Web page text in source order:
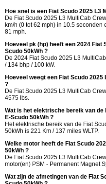
Hoe snel is een Fiat Scudo 2025 L3
De Fiat Scudo 2025 L3 MultiCab
km/h (0 tot 62 mph) in 10.5
81 mph.
Hoeveel pk (hp) heeft een 2024 Fiat
Scudo 50kWh ?
De 2024 Fiat Scudo 2025 L3
/ 134 bhp / 100 kW.
Hoeveel weegt een Fiat Scudo 2025
?
De Fiat Scudo 2025 L3 MultiCab
4575 lbs.
Wat is het elektrische bereik van de
E-Scudo 50kWh ?
Het elektrische bereik van de Fiat
50kWh is 221 Km / 137 miles WLTP.
Welke motor heeft de Fiat Scudo
50kWh ?
De Fiat Scudo 2025 L3 MultiCab
motor(en) PSM - Permanent Magnet
Wat zijn de afmetingen van de Fiat